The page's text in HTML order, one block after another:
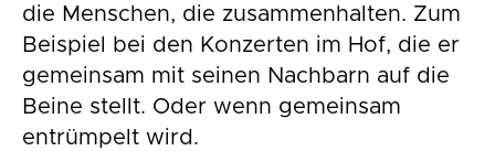
die Menschen, die zusammenhalten. Zum
Beispiel bei den Konzerten im Hof, die er
gemeinsam mit seinen Nachbarn auf die
Beine stellt. Oder wenn gemeinsam
entrümpelt wird.